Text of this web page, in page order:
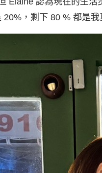
，剩下 80 % 都是我